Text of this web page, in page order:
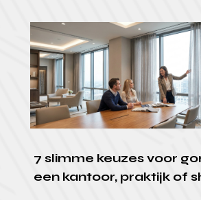
7 slimme keuzes voor
een kantoor, praktijk of